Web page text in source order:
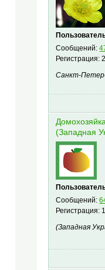
Сообщений:
Регистрация:
Санкт-
(Западная
Сообщений:
Регистрация:
(Западная